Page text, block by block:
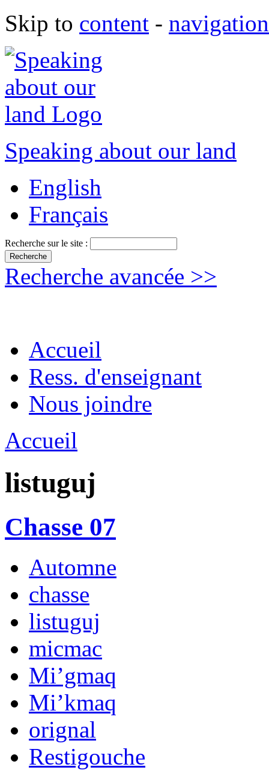
Skip to content - navigation
Speaking about our land
English
Français
Recherche sur le site :
Recherche avancée >>
Accueil
Ress. d'enseignant
Nous joindre
Accueil
listuguj
Chasse 07
Automne
chasse
listuguj
micmac
Mi’gmaq
Mi’kmaq
orignal
Restigouche